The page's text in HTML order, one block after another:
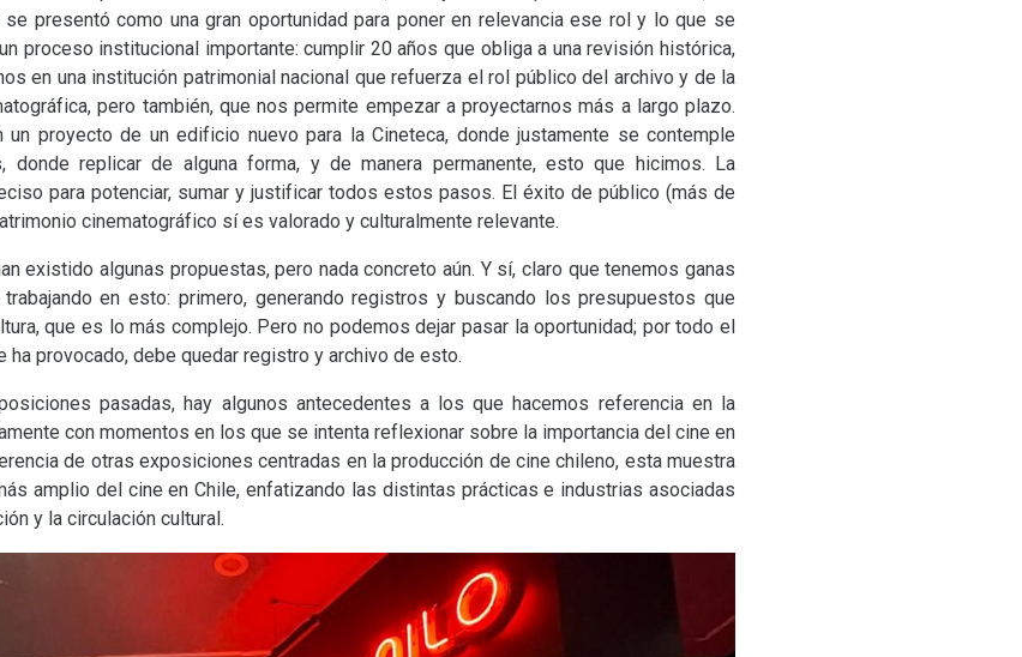
presentó como una gran oportunidad para poner en relevancia ese rol y lo que se
proceso institucional importante: cumplir 20 años que obliga a una revisión histórica,
en una institución patrimonial nacional que refuerza el rol público del archivo y de la
pero también, que nos permite empezar a proyectarnos más a largo plazo.
proyecto de un edificio nuevo para la Cineteca, donde justamente se contemple
donde replicar de alguna forma, y de manera permanente, esto que hicimos. La
para potenciar, sumar y justificar todos estos pasos. El éxito de público (más de
cinematográfico sí es valorado y culturalmente relevante.
existido algunas propuestas, pero nada concreto aún. Y sí, claro que tenemos ganas
en esto: primero, generando registros y buscando los presupuestos que
que es lo más complejo. Pero no podemos dejar pasar la oportunidad; por todo el
provocado, debe quedar registro y archivo de esto.
pasadas, hay algunos antecedentes a los que hacemos referencia en la
con momentos en los que se intenta reflexionar sobre la importancia del cine en
de otras exposiciones centradas en la producción de cine chileno, esta muestra
amplio del cine en Chile, enfatizando las distintas prácticas e industrias asociadas
y la circulación cultural.